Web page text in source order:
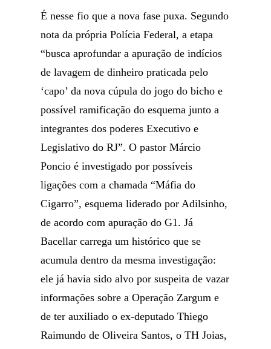
É nesse fio que a nova fase puxa. Segundo
nota da própria Polícia Federal, a etapa
“busca aprofundar a apuração de indícios
de lavagem de dinheiro praticada pelo
‘capo’ da nova cúpula do jogo do bicho e
possível ramificação do esquema junto a
integrantes dos poderes Executivo e
Legislativo do RJ”. O pastor Márcio
Poncio é investigado por possíveis
ligações com a chamada “Máfia do
Cigarro”, esquema liderado por Adilsinho,
de acordo com apuração do G1. Já
Bacellar carrega um histórico que se
acumula dentro da mesma investigação:
ele já havia sido alvo por suspeita de vazar
informações sobre a Operação Zargum e
de ter auxiliado o ex-deputado Thiego
Raimundo de Oliveira Santos, o TH Joias,